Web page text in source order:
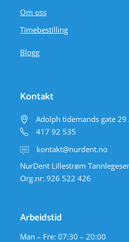
Om oss
Timebestilling
Blogg
Kontakt
Adolph tidemands gate
417 92 535
kontakt@nurdent.no
NurDent Lillestrøm
Org.nr: 926 522 426
Arbeidstid
Man – Fre: 07:30 – 20:00